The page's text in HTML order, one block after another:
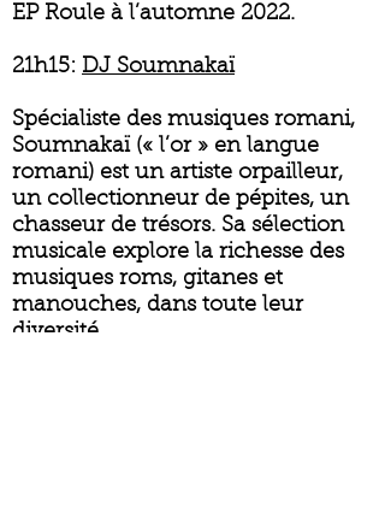
EP Roule à l’automne 2022.
21h15: DJ Soumnakaï
Spécialiste des musiques romani,
Soumnakaï (« l’or » en langue
romani) est un artiste orpailleur,
un collectionneur de pépites, un
chasseur de trésors. Sa sélection
musicale explore la richesse des
musiques roms, gitanes et
manouches, dans toute leur
diversité.